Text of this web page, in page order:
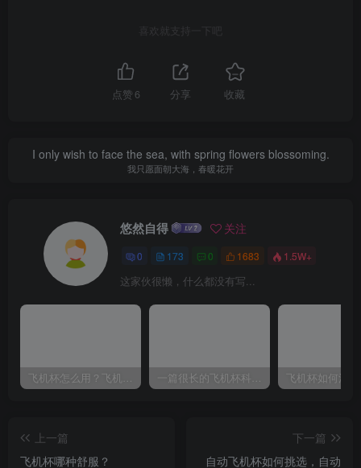
喜欢就支持一下吧
点赞 6 分享 收藏
I only wish to face the sea, with spring flowers blossoming.
我只愿面朝大海，春暖花开
悠然自得 关注
0 173 0 1683 1.5W+
这家伙很懒，什么都没有写...
飞机杯怎么用？飞机杯使用视频教程 一篇很长的飞机杯科普，耐心看完，能解决你很多的问题
上一篇
飞机杯哪种舒服？
下一篇
自动飞机杯如何挑选，自动